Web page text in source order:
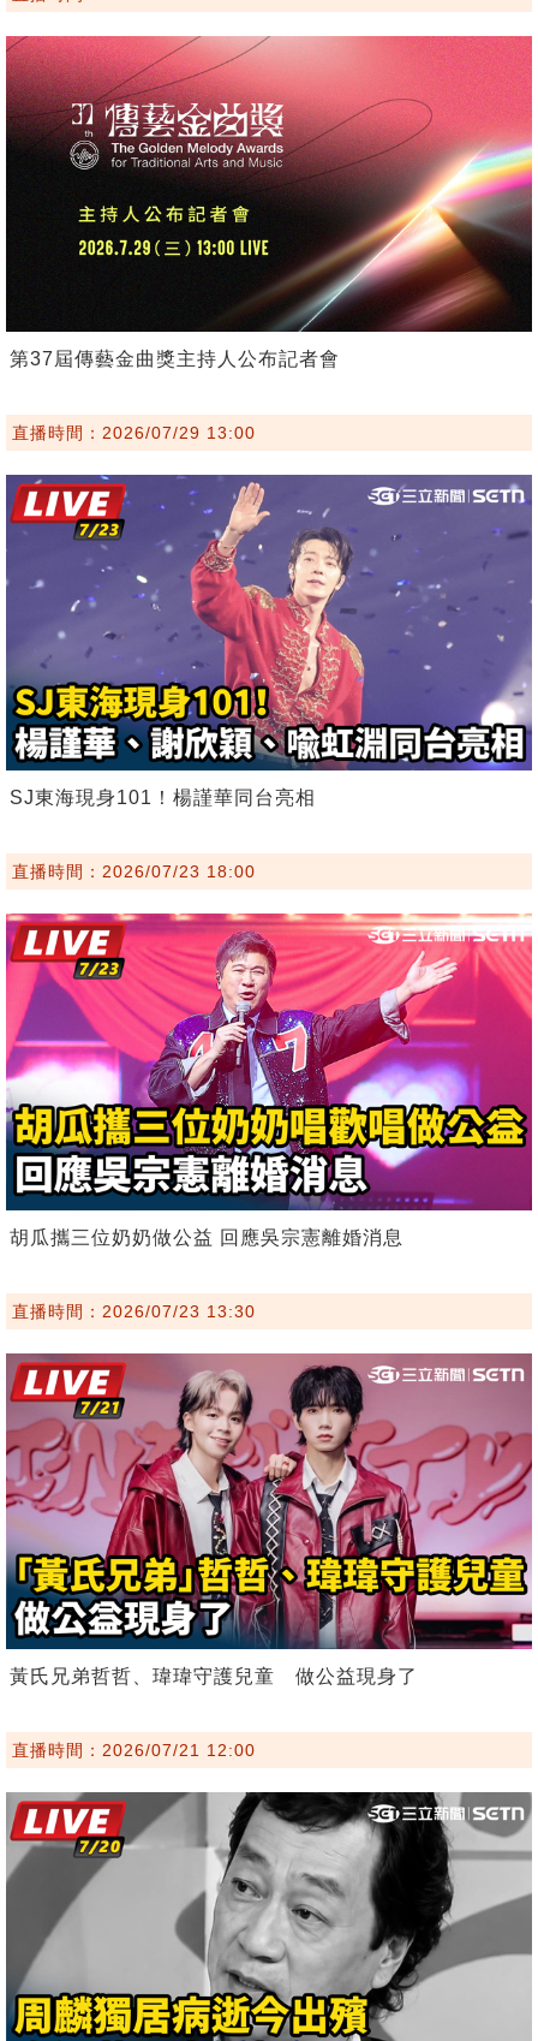
第37屆傳藝金曲獎主持人公布記者會
直播時間：2026/07/29 13:00
SJ東海現身101！楊謹華同台亮相
直播時間：2026/07/23 18:00
胡瓜攜三位奶奶做公益 回應吳宗憲離婚消息
直播時間：2026/07/23 13:30
黃氏兄弟哲哲、瑋瑋守護兒童 做公益現身了
直播時間：2026/07/21 12:00